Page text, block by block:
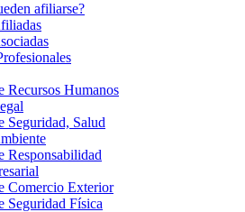
afiliarse?
Recursos Humanos
Seguridad, Salud
Responsabilidad
Comercio Exterior
Seguridad Física